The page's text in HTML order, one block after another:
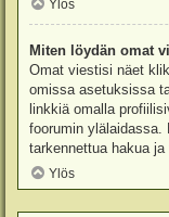
Ylös
Miten löydän omat
Omat viestisi näet
omissa asetuksissa
linkkiä omalla
foorumin
tarkennettua hakua
Ylös